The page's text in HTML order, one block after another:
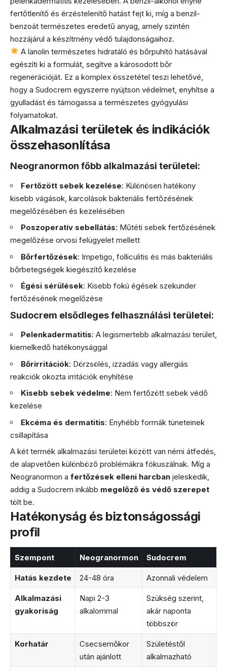
fertőtlenítő és érzéstelenítő hatást fejt ki, míg a benzil-
benzoát természetes eredetű anyag, amely szintén
hozzájárul a készítmény védő tulajdonságaihoz.
A lanolin természetes hidratáló és bőrpuhító hatásával
egészíti ki a formulát, segítve a károsodott bőr
regenerációját. Ez a komplex összetétel teszi lehetővé,
hogy a Sudocrem egyszerre nyújtson védelmet, enyhítse a
gyulladást és támogassa a természetes gyógyulási
folyamatokat.
Alkalmazási területek és indikációk
összehasonlítása
Neogranormon főbb alkalmazási területei:
Fertőzött sebek kezelése: Különösen hatékony
kisebb vágások, karcolások bakteriális fertőzésének
megelőzésében és kezelésében
Poszoperatív sebellátás: Műtéti sebek fertőzésének
megelőzése orvosi felügyelet mellett
Bőrfertőzések: Impetigo, folliculitis és más bakteriális
bőrbetegségek kiegészítő kezelése
Égési sérülések: Kisebb fokú égések szekunder
fertőzésének megelőzése
Sudocrem elsődleges felhasználási területei:
Pelenkadermatitis: A legismertebb alkalmazási terület,
kiemelkedő hatékonysággal
Bőrirritációk: Dörzsölés, izzadás vagy allergiás
reakciók okozta irritációk enyhítése
Kisebb sebek védelme: Nem fertőzött sebek védő
kezelése
Ekcéma és dermatitis: Enyhébb formák tüneteinek
csillapítása
A két termék alkalmazási területei között van némi átfedés,
de alapvetően különböző problémákra fókuszálnak. Míg a
Neogranormon a fertőzések elleni harcban jeleskedik,
addig a Sudocrem inkább megelőző és védő szerepet
tölt be.
Hatékonyság és biztonságossági
profil
Szempont Neogranormon Sudocrem
Hatás kezdete 24-48 óra Azonnali védelem
Alkalmazási
gyakoriság
Napi 2-3
alkalommal
Szükség szerint,
akár naponta
többször
Korhatár
Csecsemőkor
után ajánlott
Születéstől
alkalmazható